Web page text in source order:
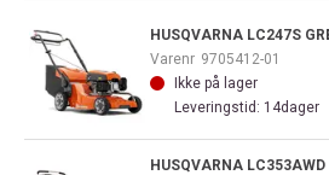
HUSQVARNA LC247S
Varenr 9705412-01
Ikke på lager
Leveringstid: 14dager
HUSQVARNA LC353AWD